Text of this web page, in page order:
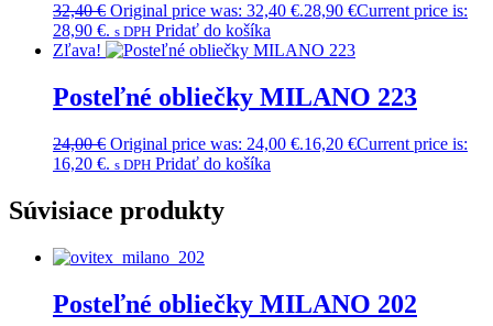
32,40€ Original price was: 32,40 €.28,90 €Current price is:
28,90 €. s DPH Pridať do košíka
Zľava!
Posteľné obliečky MILANO 223
24,00€ Original price was: 24,00 €.16,20 €Current price is:
16,20 €. s DPH Pridať do košíka
Súvisiace produkty
Posteľné obliečky MILANO 202